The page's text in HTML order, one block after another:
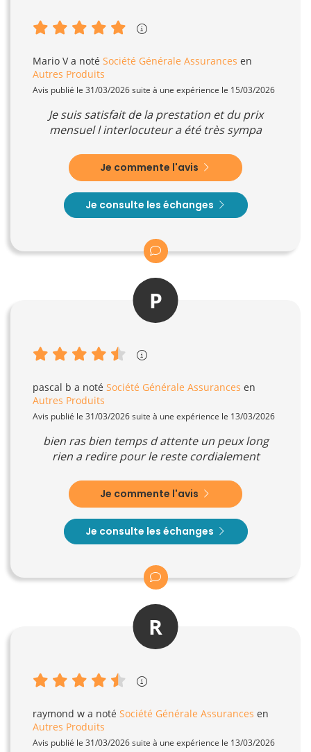
Mario Va noté Société Générale Assurances en
Autres Produits
Avis publié le 31/03/2026 suite à une expérience le 15/03/2026
Je suis satisfait de la prestation et du prix
mensuel l interlocuteur a été très sympa
Je commente l'avis
Je consulte les échanges
P
pascal b a noté Société Générale Assurances en
Autres Produits
Avis publié le 31/03/2026 suite à une expérience le 13/03/2026
bien ras bien temps d attente un peux long
rien a redire pour le reste cordialement
Je commente l'avis
Je consulte les échanges
R
raymond w a noté Société Générale Assurances en
Autres Produits
Avis publié le 31/03/2026 suite à une expérience le 13/03/2026